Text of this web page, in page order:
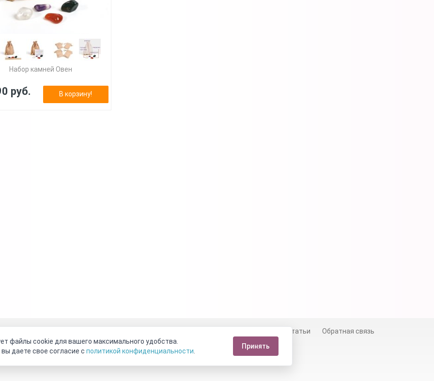
Набор камней Овен
руб. В корзину!
Статьи
Обратная связь
Видео о камнях
СОУТ Телеграм Max
файлы cookie для вашего максимального удобства.
даете свое согласие с политикой конфиденциальности
Принять